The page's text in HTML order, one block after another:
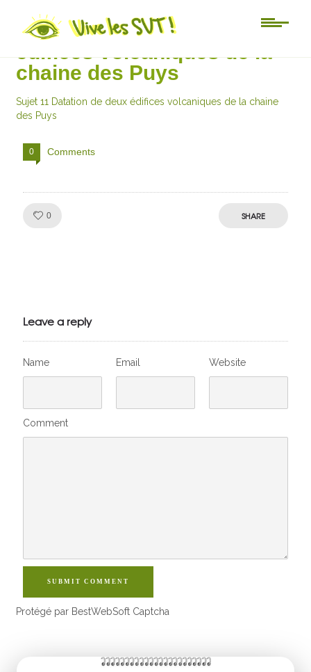
Sujet 11 Datation de deux
édifices volcaniques de la
chaine des Puys
Sujet 11 Datation de deux édifices volcaniques de la chaine
des Puys
0 Comments
0 SHARE
Leave a reply
Name Email Website
Comment
SUBMIT COMMENT
Protégé par BestWebSoft Captcha